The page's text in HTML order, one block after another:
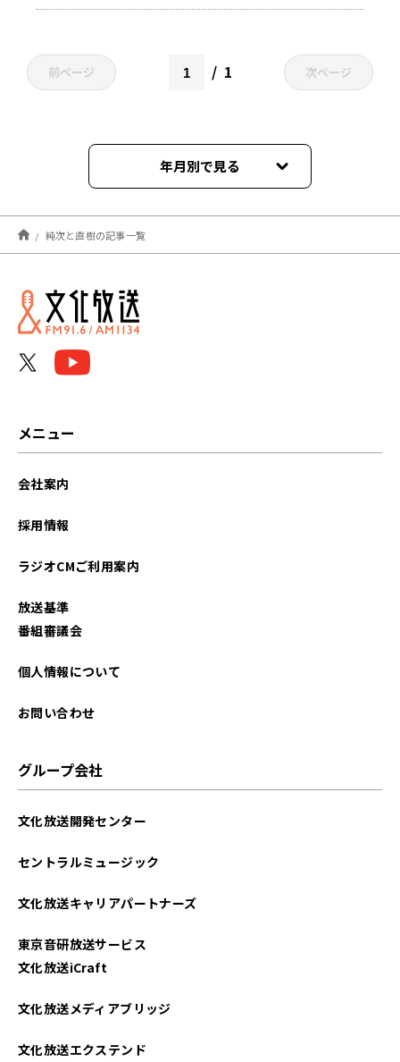
前ページ 1 次ページ
年月別で見る
2025年11月
2025年10月
2025年09月
2023年12月
2023年09月
2023年04月
2023年03月
純次と直樹の記事一覧
メニュー
会社案内
採用情報
ラジオCMご利用案内
放送基準
番組審議会
個人情報について
お問い合わせ
グループ会社
文化放送開発センター
セントラルミュージック
文化放送キャリアパートナーズ
東京音研放送サービス
文化放送iCraft
文化放送メディアブリッジ
文化放送エクステンド